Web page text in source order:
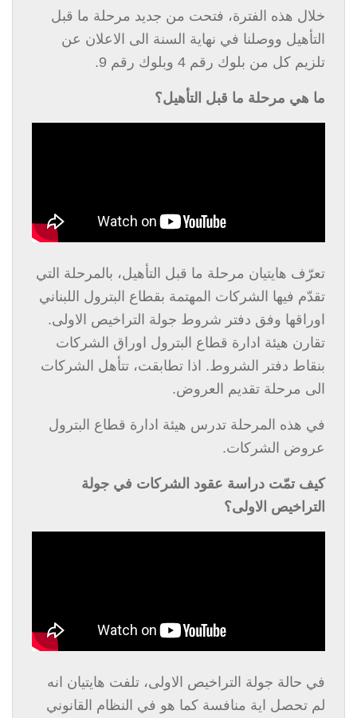
خلال هذه الفترة، فتحت من جديد مرحلة ما قبل
التأهيل ووصلنا في نهاية السنة الى الاعلان عن
تلزيم كل من بلوك رقم 4 وبلوك رقم 9.
ما هي مرحلة ما قبل التأهيل؟
تعرّف هايتيان مرحلة ما قبل التأهيل، بالمرحلة التي
تقدّم فيها الشركات المهتمة بقطاع البترول اللبناني
اوراقها وفق دفتر شروط جولة التراخيص الاولى.
تقارن هيئة ادارة قطاع البترول اوراق الشركات
بنقاط دفتر الشروط. اذا تطابقت، تتأهل الشركات
الى مرحلة تقديم العروض.
في هذه المرحلة تدرس هيئة ادارة قطاع البترول
عروض الشركات.
كيف تمّت دراسة عقود الشركات في جولة
التراخيص الاولى؟
في حالة جولة التراخيص الاولى، تلفت هايتيان انه
لم تحصل اية منافسة كما هو في النظام القانوني